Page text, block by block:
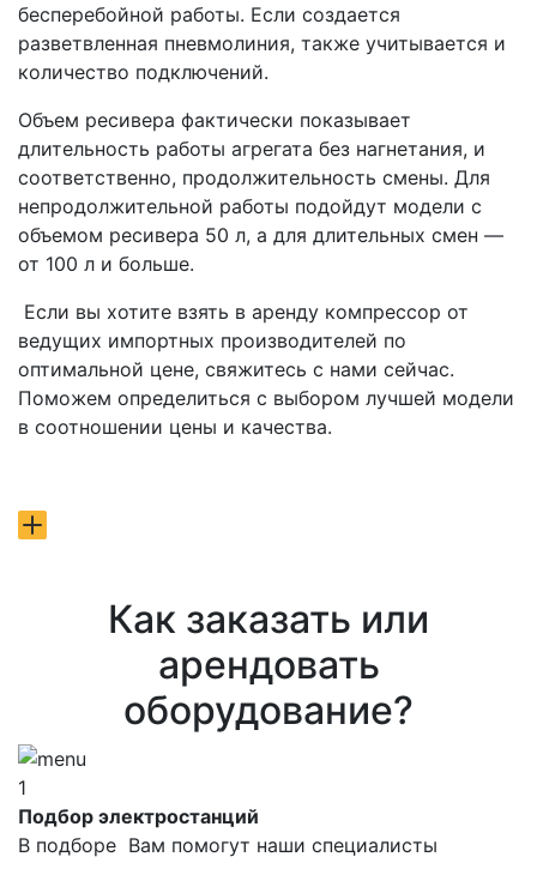
бесперебойной работы. Если создается
разветвленная пневмолиния, также учитывается и
количество подключений.
Объем ресивера фактически показывает
длительность работы агрегата без нагнетания, и
соответственно, продолжительность смены. Для
непродолжительной работы подойдут модели с
объемом ресивера 50 л, а для длительных смен —
от 100 л и больше.
Если вы хотите взять в аренду компрессор от
ведущих импортных производителей по
оптимальной цене, свяжитесь с нами сейчас.
Поможем определиться с выбором лучшей модели
в соотношении цены и качества.
Как заказать или
арендовать
оборудование?
1
Подбор электростанций
В подборе Вам помогут наши специалисты